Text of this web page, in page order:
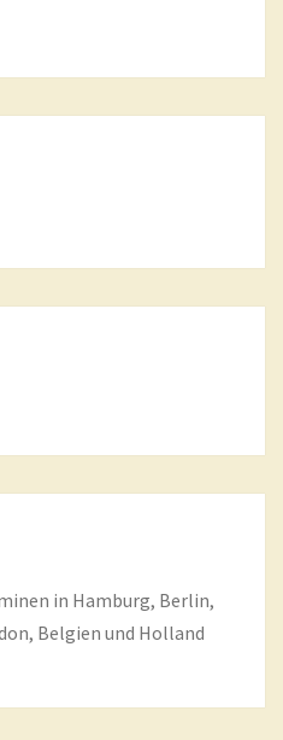
in Hamburg, Berlin,
Belgien und Holland